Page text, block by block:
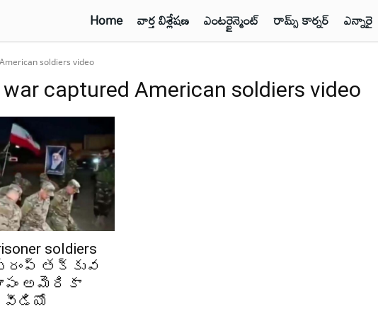
Home వార్త విశ్లేషణ ఎంటర్టైన్మెంట్ రామ్స్ కార్నర్ ఎన్నారై
soldiers video
war captured American soldiers video
soldiers
తక్కువ
అమెరికా
వీడియో